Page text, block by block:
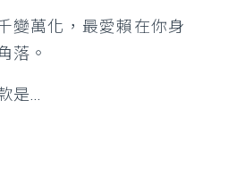
變萬化，最愛賴在你身
落。
是…